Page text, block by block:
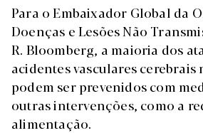
Para o Embaixador Global da
Doenças e Lesões Não
R. Bloomberg, a maioria dos
acidentes vasculares cerebrais
podem ser prevenidos com
outras intervenções, como a
alimentação.